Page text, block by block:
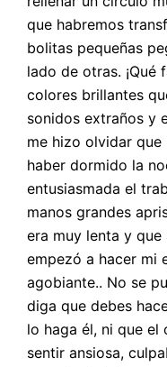
que habremos
bolitas pequeñas
lado de otras. ¡Qué
colores brillantes
sonidos extraños y
me hizo olvidar que
haber dormido la
entusiasmada el
manos grandes
era muy lenta y
empezó a hacer mi
agobiante.. No se
diga que debes
lo haga él, ni que
sentir ansiosa,